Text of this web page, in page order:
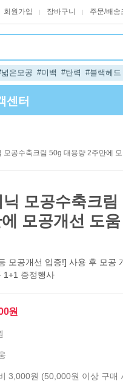
회원가입 | 장바구니 | 주문/배송
은모공 #미백 #탄력 #블랙헤드
센터
공수축크림 50g 대용량 2주만에
모공수축크림
모공개선 도
모공개선 입증!] 사용 후 모공
1+1 증정행사
원
3,000원 (50,000원 이상 구매